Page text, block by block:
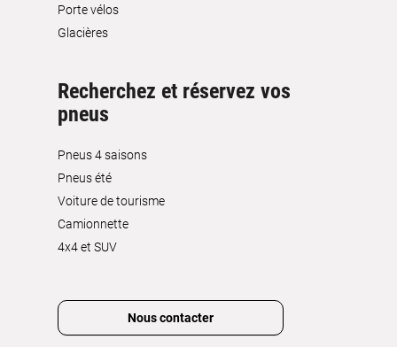
Porte vélos
Glacières
Recherchez et réservez vos
pneus
Pneus 4 saisons
Pneus été
Voiture de tourisme
Camionnette
4x4 et SUV
Nous contacter